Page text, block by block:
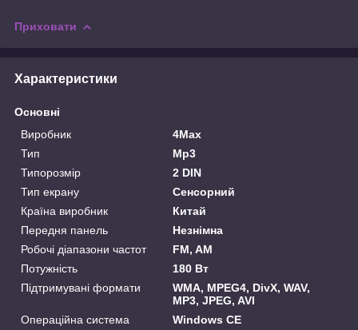
Приховати
Характеристики
Основні
Виробник
4Max
Тип
Mp3
Типорозмір
2 DIN
Тип екрану
Сенсорний
Країна виробник
Китай
Передня панель
Незнімна
Робочі діапазони частот
FM, AM
Потужність
180 Вт
Підтримувані формати
WMA, MPEG4, DivX, WAV,
MP3, JPEG, AVI
Операційна система
Windows CE